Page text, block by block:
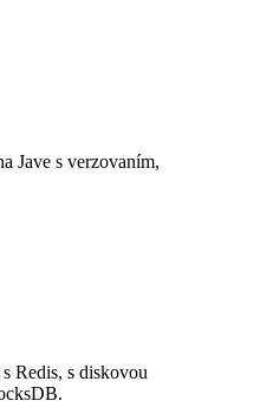
Jave s verzovaním,
Redis, s diskovou